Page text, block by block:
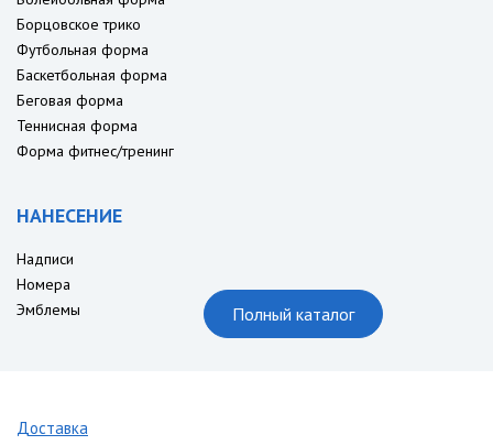
Борцовское трико
Футбольная форма
Баскетбольная форма
Беговая форма
Теннисная форма
Форма фитнес/тренинг
НАНЕСЕНИЕ
Надписи
Номера
Эмблемы
Полный каталог
Доставка